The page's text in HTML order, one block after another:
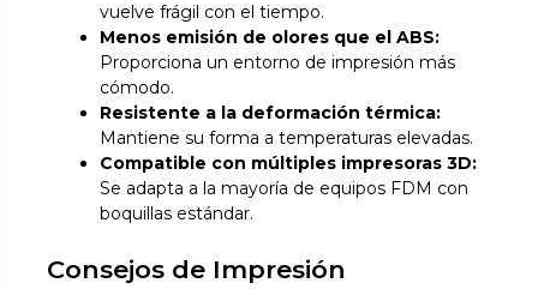
vuelve frágil con el tiempo.
Menos emisión de olores que el ABS:
Proporciona un entorno de impresión más
cómodo.
Resistente a la deformación térmica:
Mantiene su forma a temperaturas elevadas.
Compatible con múltiples impresoras 3D:
Se adapta a la mayoría de equipos FDM con
boquillas estándar.
Consejos de Impresión